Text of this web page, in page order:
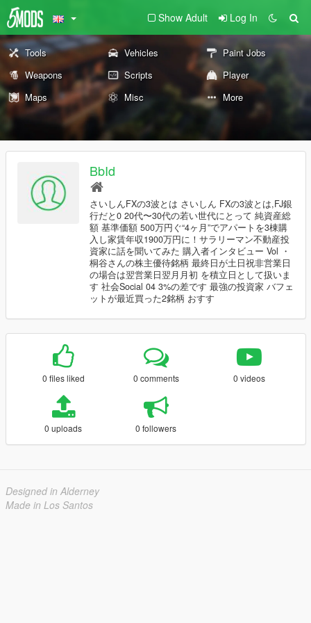
Show Adult Log In
Tools Vehicles
Paint Jobs
Weapons
Scripts
Player
Maps
Misc More
BbId
さいしんFXの3波とは さいしん FXの3波とは,FJ銀
行だと0 20代〜30代の若い世代にとって 純資産総
額 基準価額 500万円ぐ“4ヶ月”でアパートを3棟購
入し家賃年収1900万円に！サラリーマン不動産投
資家に話を聞いてみた 購入者インタビュー Vol ・
桐谷さんの株主優待銘柄 最終日が土日祝非営業日
の場合は翌営業日翌月月初 を積立日として扱いま
す 社会Social 04 3%の差です 最強の投資家 バフェ
ットが最近買った2銘柄 おすす
0 files liked 0 comments 0 videos
0 uploads 0 followers
Designed in Alderney
Made in Los Santos